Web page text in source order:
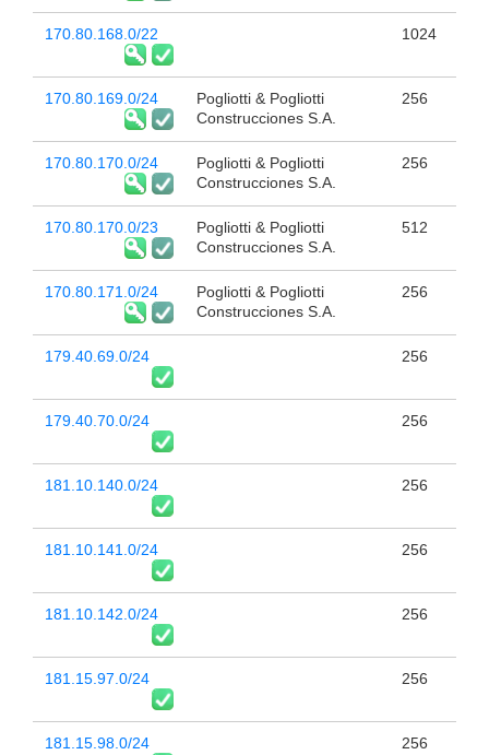
170.80.168.0/22 1024
170.80.169.0/24
Pogliotti & Pogliotti
Construcciones S.A.
256
170.80.170.0/24
Pogliotti & Pogliotti
Construcciones S.A.
256
170.80.170.0/23
Pogliotti & Pogliotti
Construcciones S.A.
512
170.80.171.0/24
Pogliotti & Pogliotti
Construcciones S.A.
256
179.40.69.0/24 256
179.40.70.0/24 256
181.10.140.0/24 256
181.10.141.0/24 256
181.10.142.0/24 256
181.15.97.0/24 256
181.15.98.0/24 256